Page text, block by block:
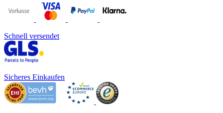
Schnell versendet
Sicheres Einkaufen